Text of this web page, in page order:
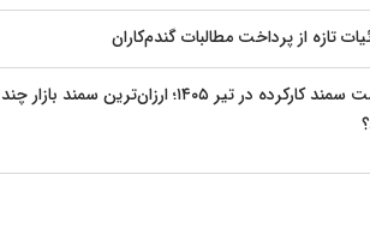
تازه از پرداخت مطالبات گندم‌کاران
قیمت سمند کارکرده در تیر ۱۴۰۵؛ ارزان‌ترین سمند بازار چند